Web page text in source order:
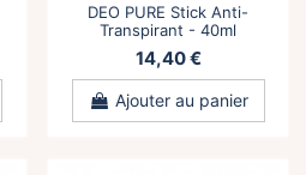
DEO PURE Stick Anti-
Transpirant - 40ml
14,40 €
Ajouter au panier